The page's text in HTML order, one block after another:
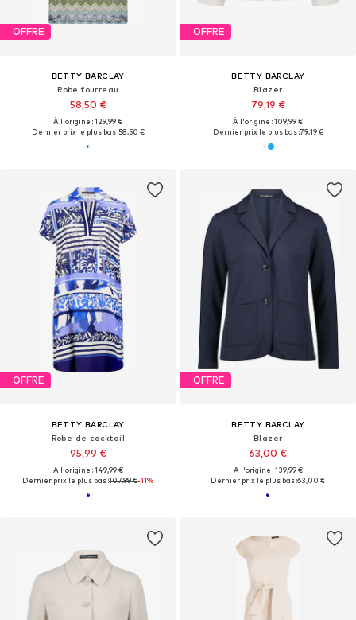
OFFRE
BETTY BARCLAY
Robe fourreau
58,50 €
À l'origine : 129,99 €
Dernier prix le plus bas :58,50 €
OFFRE
BETTY BARCLAY
Blazer
79,19 €
À l'origine : 109,99 €
Dernier prix le plus bas :79,19 €
OFFRE
BETTY BARCLAY
Robe de cocktail
95,99 €
À l'origine : 149,99 €
Dernier prix le plus bas :107,99 €-11%
OFFRE
BETTY BARCLAY
Blazer
63,00 €
À l'origine : 139,99 €
Dernier prix le plus bas :63,00 €